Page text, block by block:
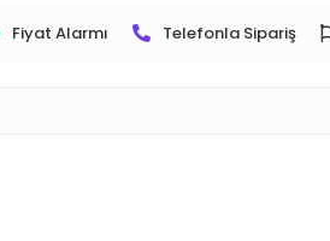
Fiyat Alarmı Telefonla Sipariş